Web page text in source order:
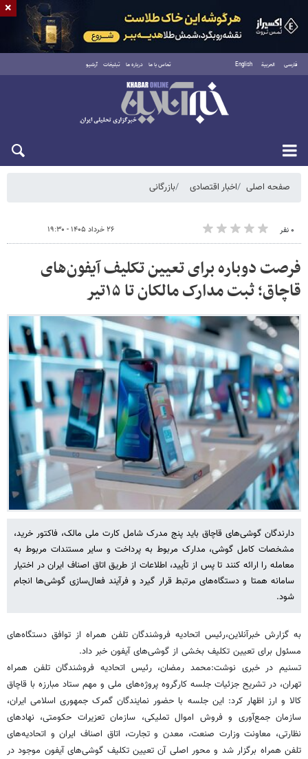
فارسی العربية English تماس با ما درباره ما تبلیغات آرشیو
شنبه ۱۷ مرداد ۱۴۰۵
صفحه اصلی اخبار اقتصادی بازرگانی
۰ نفر ۲۶ خرداد ۱۴۰۵ - ۱۹:۳۰
فرصت دوباره برای تعیین تکلیف آیفون‌های
قاچاق؛ ثبت مدارک مالکان تا ۱۵تیر
دارندگان گوشی‌های قاچاق باید پنج مدرک شامل کارت ملی مالک، فاکتور خرید،
مشخصات کامل گوشی، مدارک مربوط به پرداخت و سایر مستندات مربوط به
معامله را ارائه کنند تا پس از تأیید، اطلاعات از طریق اتاق اصناف ایران در اختیار
سامانه همتا و دستگاه‌های مرتبط قرار گیرد و فرآیند فعال‌سازی گوشی‌ها انجام
شود.
به گزارش خبرآنلاین،رئیس اتحادیه فروشندگان تلفن همراه از توافق دستگاه‌های
مسئول برای تعیین تکلیف بخشی از گوشی‌های آیفون خبر داد.
تسنیم در خبری نوشت:محمد رمضان، رئیس اتحادیه فروشندگان تلفن همراه
تهران، در تشریح جزئیات جلسه کارگروه پروژه‌های ملی و مهم ستاد مبارزه با قاچاق
کالا و ارز اظهار کرد: این جلسه با حضور نمایندگان گمرک جمهوری اسلامی ایران،
سازمان جمع‌آوری و فروش اموال تملیکی، سازمان تعزیرات حکومتی، نهادهای
نظارتی، معاونت وزارت صنعت، معدن و تجارت، اتاق اصناف ایران و اتحادیه‌های
تلفن همراه برگزار شد و محور اصلی آن تعیین تکلیف گوشی‌های آیفون موجود در
×